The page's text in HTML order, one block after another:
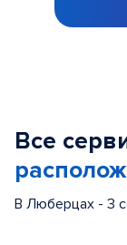
Все
В Люберцах - 3